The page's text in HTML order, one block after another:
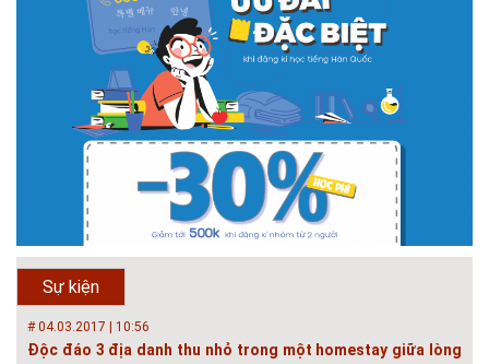
Sự kiện
Hội thảo quốc tế ''Xây dựng đô thị thông minh – Hướng đến
phát triển bền vững” /...
Phát triển đô thị thông minh và bền vững đang là mục tiêu của rất nhiều
thành phố trên thế giới. Tại Việt Nam, đã có gần 20 tỉnh, thành phố trên
toàn quốc đang triển khai hoặc khởi động các đề án về đô thị thông
minh. Vi...
# 23.06.2018 | 15:37
Hội thảo về sàn bê tông chất lượng cao tại Hà Nội và TP Hồ
Chí Minh
Hội thảo “Sàn bê tông chất lượng cao – công nghệ mới nhất tại Châu Âu
& Mỹ và các vấn đề áp dụng tại Việt Nam” được tổ chức bởi HOUSELINK
sẽ diễn ra vào 14h00 ngày 26/06/2018 tại Khách sạn Pan Pacific, Hà Nội
và ngày 28/...
# 04.03.2017 | 10:56
Độc đáo 3 địa danh thu nhỏ trong một homestay giữa lòng